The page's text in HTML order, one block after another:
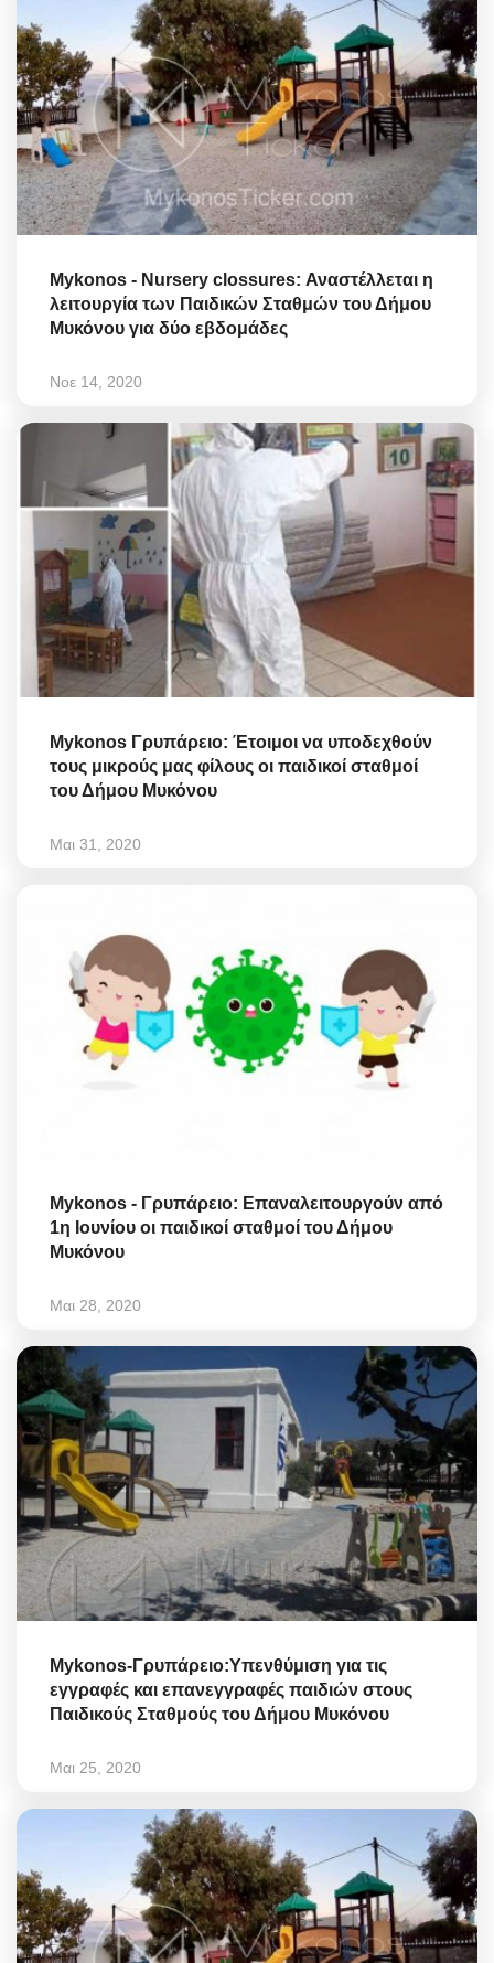
Mykonos - Nursery clossures: Αναστέλλεται η
λειτουργία των Παιδικών Σταθμών του Δήμου
Μυκόνου για δύο εβδομάδες
Νοε 14, 2020
Mykonos Γρυπάρειο: Έτοιμοι να υποδεχθούν
τους μικρούς μας φίλους οι παιδικοί σταθμοί
του Δήμου Μυκόνου
Μαι 31, 2020
Mykonos - Γρυπάρειο: Επαναλειτουργούν από
1η Ιουνίου οι παιδικοί σταθμοί του Δήμου
Μυκόνου
Μαι 28, 2020
Mykonos-Γρυπάρειο:Υπενθύμιση για τις
εγγραφές και επανεγγραφές παιδιών στους
Παιδικούς Σταθμούς του Δήμου Μυκόνου
Μαι 25, 2020